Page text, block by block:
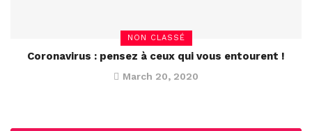
NON CLASSÉ
Coronavirus : pensez à ceux qui vous entourent !
March 20, 2020